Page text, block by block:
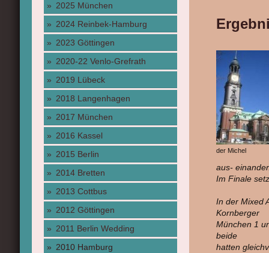
der Michel
aus-
Im Finale
In der Mixed
Kornberger
München 1
beide
hatten
2025 München
2024 Reinbek-Hamburg
2023 Göttingen
2020-22 Venlo-Grefrath
2019 Lübeck
2018 Langenhagen
2017 München
2016 Kassel
2015 Berlin
2014 Bretten
2013 Cottbus
2012 Göttingen
2011 Berlin Wedding
2010 Hamburg